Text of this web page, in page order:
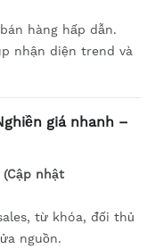
hàng hấp dẫn.
nhận diện trend và
giá nhanh –
nhật
từ khóa, đối thủ
nguồn.